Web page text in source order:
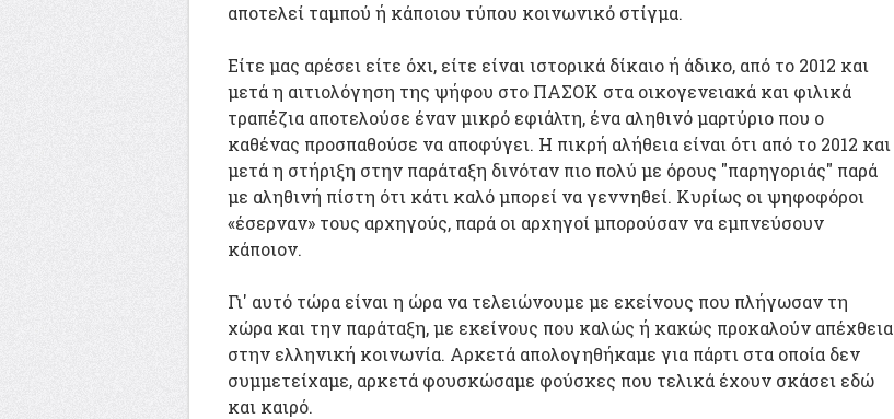
αποτελεί ταμπού ή κάποιου τύπου κοινωνικό στίγμα.
Είτε μας αρέσει είτε όχι, είτε είναι ιστορικά δίκαιο ή άδικο, από το 2012 και
μετά η αιτιολόγηση της ψήφου στο ΠΑΣΟΚ στα οικογενειακά και φιλικά
τραπέζια αποτελούσε έναν μικρό εφιάλτη, ένα αληθινό μαρτύριο που ο
καθένας προσπαθούσε να αποφύγει. Η πικρή αλήθεια είναι ότι από το 2012 και
μετά η στήριξη στην παράταξη δινόταν πιο πολύ με όρους "παρηγοριάς" παρά
με αληθινή πίστη ότι κάτι καλό μπορεί να γεννηθεί. Κυρίως οι ψηφοφόροι
«έσερναν» τους αρχηγούς, παρά οι αρχηγοί μπορούσαν να εμπνεύσουν
κάποιον.
Γι' αυτό τώρα είναι η ώρα να τελειώνουμε με εκείνους που πλήγωσαν τη
χώρα και την παράταξη, με εκείνους που καλώς ή κακώς προκαλούν απέχθεια
στην ελληνική κοινωνία. Αρκετά απολογηθήκαμε για πάρτι στα οποία δεν
συμμετείχαμε, αρκετά φουσκώσαμε φούσκες που τελικά έχουν σκάσει εδώ
και καιρό.